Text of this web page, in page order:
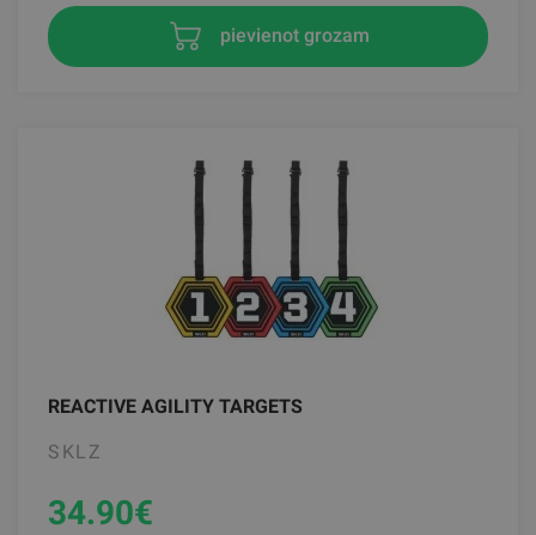
pievienot grozam
REACTIVE AGILITY TARGETS
SKLZ
34.90€